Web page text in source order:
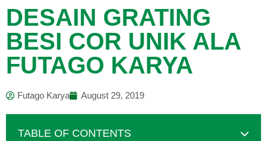
DESAIN GRATING
BESI COR UNIK ALA
FUTAGO KARYA
Futago Karya August 29, 2019
TABLE OF CONTENTS